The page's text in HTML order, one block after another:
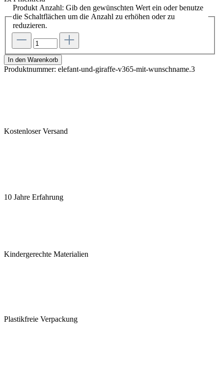
Produkt Anzahl: Gib den gewünschten Wert ein oder benutze
die Schaltflächen um die Anzahl zu erhöhen oder zu
reduzieren.
In den Warenkorb
Produktnummer: elefant-und-giraffe-v365-mit-wunschname.3
Kostenloser Versand
10 Jahre Erfahrung
Kindergerechte Materialien
Plastikfreie Verpackung